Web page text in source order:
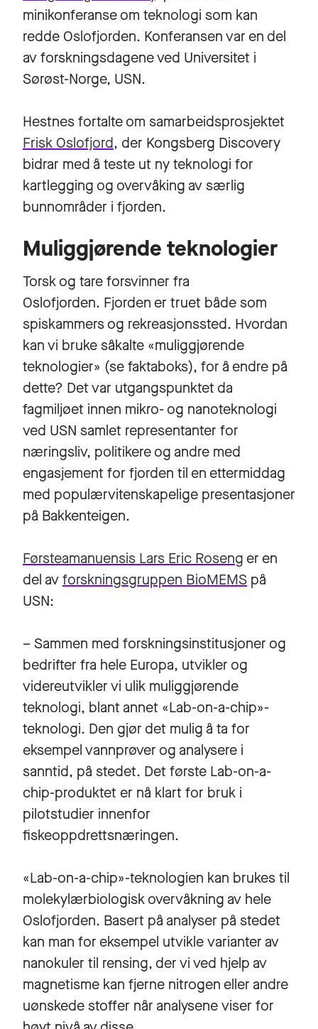
minikonferanse om teknologi som kan
redde Oslofjorden. Konferansen var en del
av forskningsdagene ved Universitet i
Sørøst-Norge, USN.
Hestnes fortalte om samarbeidsprosjektet
Frisk Oslofjord, der Kongsberg Discovery
bidrar med å teste ut ny teknologi for
kartlegging og overvåking av særlig
bunnområder i fjorden.
Muliggjørende teknologier
Torsk og tare forsvinner fra
Oslofjorden. Fjorden er truet både som
spiskammers og rekreasjonssted. Hvordan
kan vi bruke såkalte «muliggjørende
teknologier» (se faktaboks), for å endre på
dette? Det var utgangspunktet da
fagmiljøet innen mikro- og nanoteknologi
ved USN samlet representanter for
næringsliv, politikere og andre med
engasjement for fjorden til en ettermiddag
med populærvitenskapelige presentasjoner
på Bakkenteigen.
Førsteamanuensis Lars Eric Roseng er en
del avforskningsgruppen BioMEMS på
USN:
– Sammen med forskningsinstitusjoner og
bedrifter fra hele Europa, utvikler og
videreutvikler vi ulik muliggjørende
teknologi, blant annet «Lab-on-a-chip»-
teknologi. Den gjør det mulig å ta for
eksempel vannprøver og analysere i
sanntid, på stedet. Det første Lab-on-a-
chip-produktet er nå klart for bruk i
pilotstudier innenfor
fiskeoppdrettsnæringen.
«Lab-on-a-chip»-teknologien kan brukes til
molekylærbiologisk overvåkning av hele
Oslofjorden. Basert på analyser på stedet
kan man for eksempel utvikle varianter av
nanokuler til rensing, der vi ved hjelp av
magnetisme kan fjerne nitrogen eller andre
uønskede stoffer når analysene viser for